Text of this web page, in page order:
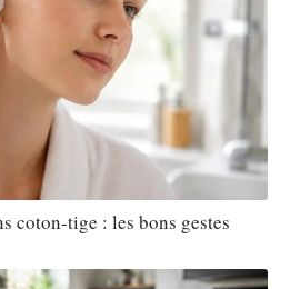
coton-tige : les bons gestes